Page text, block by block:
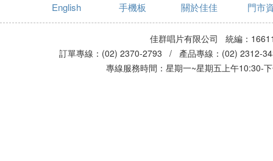
English 手機板 關於佳佳 門市
佳群唱片有限公司 統編：
訂單專線：(02) 2370-2793 / 產品專線：(02)
專線服務時間：星期一~星期五上午10:30-